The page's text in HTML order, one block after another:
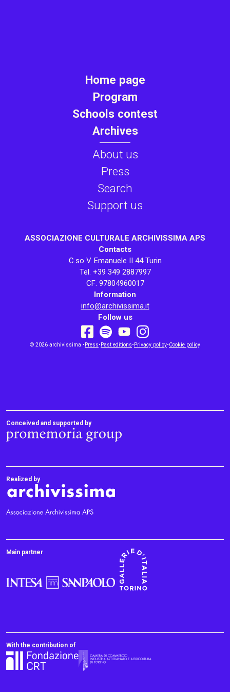
Home page
Program
Schools contest
Archives
About us
Press
Search
Support us
ASSOCIAZIONE CULTURALE ARCHIVISSIMA APS
Contacts
C.so V. Emanuele II 44 Turin
Tel. +39 349 2887997
CF: 97804960017
Information
info@archivissima.it
Follow us
facebookspotifyyoutubeinstagram
© 2026 archivissima •Press•Past editions•Privacy policy•Cookie policy
Conceived and supported by
Realized by
Main partner
With the contribution of